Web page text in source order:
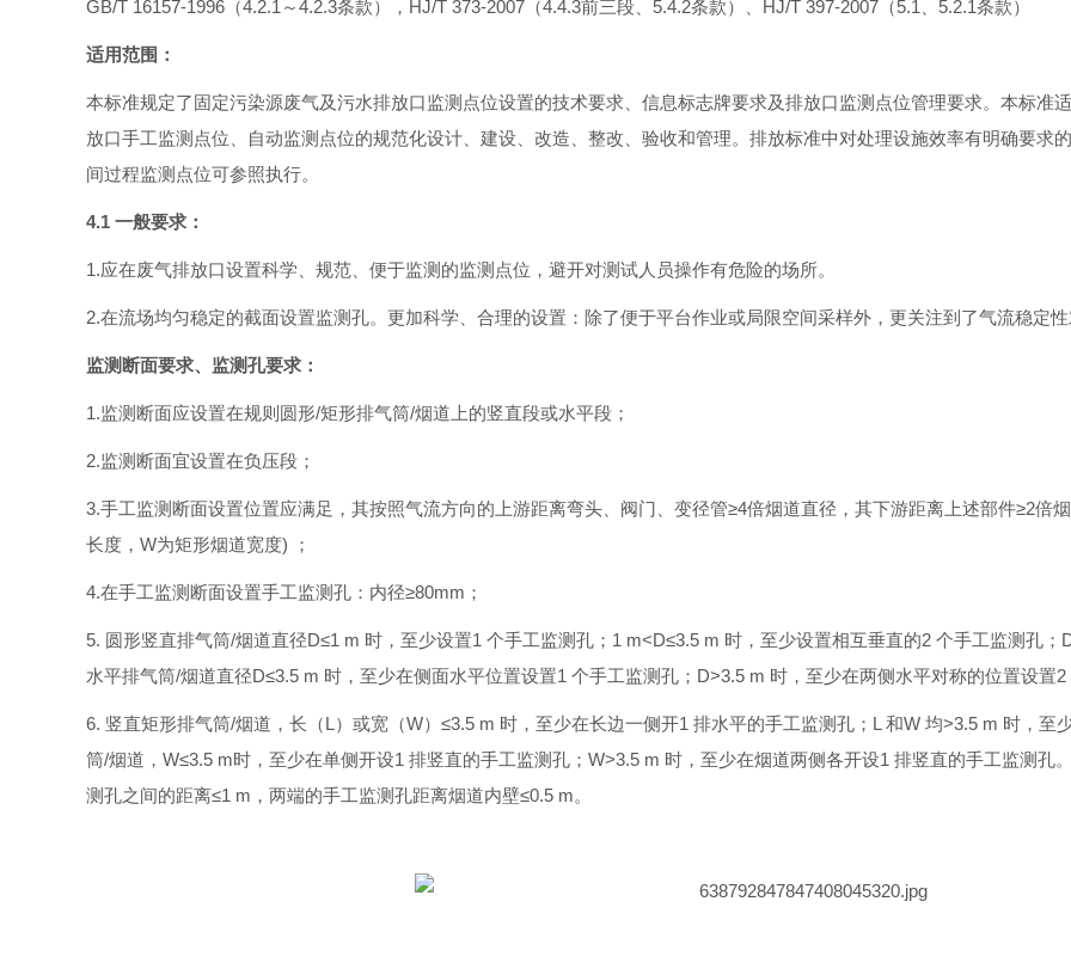
GB/T 16157-1996（4.2.1～4.2.3条款），HJ/T 373-2007（4.4.3前三段、5.4.2条款）、HJ/T 397-2007（5.1、5.2.1条款）
适用范围：
本标准规定了固定污染源废气及污水排放口监测点位设置的技术要求、信息标志牌要求及排放口监测点位管理要求。本标准
放口手工监测点位、自动监测点位的规范化设计、建设、改造、整改、验收和管理。排放标准中对处理设施效率有明确要求
间过程监测点位可参照执行。
4.1 一般要求：
1.应在废气排放口设置科学、规范、便于监测的监测点位，避开对测试人员操作有危险的场所。
2.在流场均匀稳定的截面设置监测孔。更加科学、合理的设置：除了便于平台作业或局限空间采样外，更关注到了气流稳定
监测断面要求、监测孔要求：
1.监测断面应设置在规则圆形/矩形排气筒/烟道上的竖直段或水平段；
2.监测断面宜设置在负压段；
3.手工监测断面设置位置应满足，其按照气流方向的上游距离弯头、阀门、变径管≥4倍烟道直径，其下游距离上述部件≥2倍
长度，W为矩形烟道宽度) ；
4.在手工监测断面设置手工监测孔：内径≥80mm；
5. 圆形竖直排气筒/烟道直径D≤1 m 时，至少设置1 个手工监测孔；1 m<D≤3.5 m 时，至少设置相互垂直的2 个手工监测孔
水平排气筒/烟道直径D≤3.5 m 时，至少在侧面水平位置设置1 个手工监测孔；D>3.5 m 时，至少在两侧水平对称的位置设置
6. 竖直矩形排气筒/烟道，长（L）或宽（W）≤3.5 m 时，至少在长边一侧开1 排水平的手工监测孔；L 和W 均>3.5 m 时，
筒/烟道，W≤3.5 m时，至少在单侧开设1 排竖直的手工监测孔；W>3.5 m 时，至少在烟道两侧各开设1 排竖直的手工监测孔
测孔之间的距离≤1 m，两端的手工监测孔距离烟道内壁≤0.5 m。